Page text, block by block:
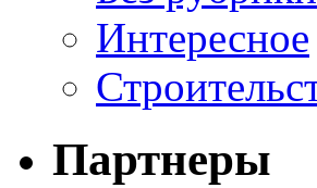
Интересное
Партнеры